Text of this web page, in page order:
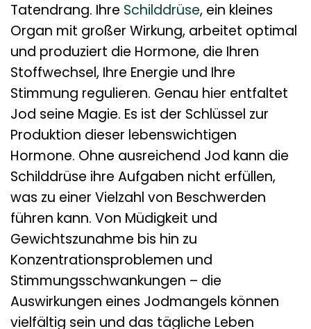
Tatendrang. Ihre Schilddrüse, ein kleines
Organ mit großer Wirkung, arbeitet optimal
und produziert die Hormone, die Ihren
Stoffwechsel, Ihre Energie und Ihre
Stimmung regulieren. Genau hier entfaltet
Jod seine Magie. Es ist der Schlüssel zur
Produktion dieser lebenswichtigen
Hormone. Ohne ausreichend Jod kann die
Schilddrüse ihre Aufgaben nicht erfüllen,
was zu einer Vielzahl von Beschwerden
führen kann. Von Müdigkeit und
Gewichtszunahme bis hin zu
Konzentrationsproblemen und
Stimmungsschwankungen – die
Auswirkungen eines Jodmangels können
vielfältig sein und das tägliche Leben